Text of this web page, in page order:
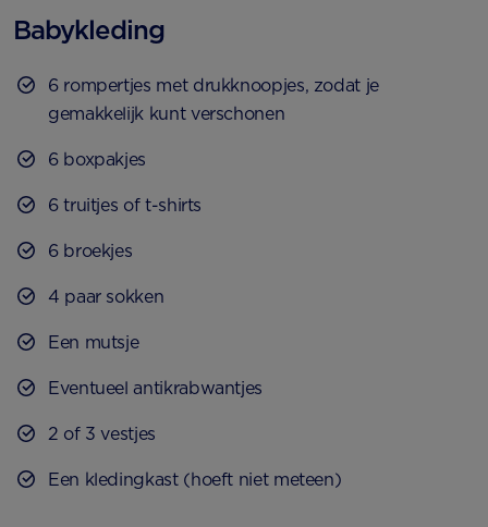
Babykleding
6 rompertjes met drukknoopjes, zodat je
gemakkelijk kunt verschonen
6 boxpakjes
6 truitjes of t-shirts
6 broekjes
4 paar sokken
Een mutsje
Eventueel antikrabwantjes
2 of 3 vestjes
Een kledingkast (hoeft niet meteen)